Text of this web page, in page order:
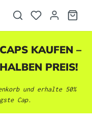
KAUFEN –
PREIS!
und erhalte 50%
Cap.